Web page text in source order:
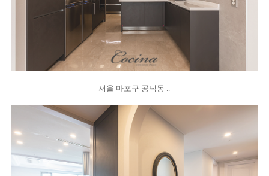
서울 마포구 공덕동 ..